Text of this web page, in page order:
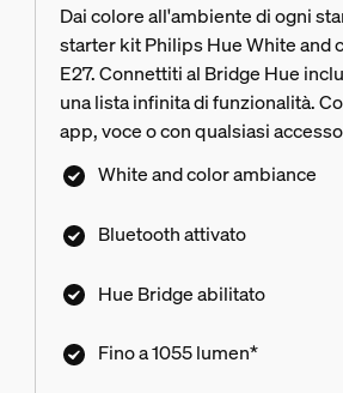
Dai colore all'ambiente di ogni
starter kit Philips Hue White and
E27. Connettiti al Bridge Hue
una lista infinita di funzionalità.
app, voce o con qualsiasi
White and color ambiance
Bluetooth attivato
Hue Bridge abilitato
Fino a 1055 lumen*